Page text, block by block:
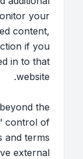
your
content,
if you
in to that
website.
the
and terms
external